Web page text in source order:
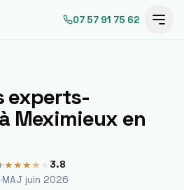
07 57 91 75 62
experts-
Meximieux en
·★★★★
3.8
·MAJ juin 2026